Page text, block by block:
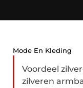
Mode En Kleding
Voordeel
zilveren